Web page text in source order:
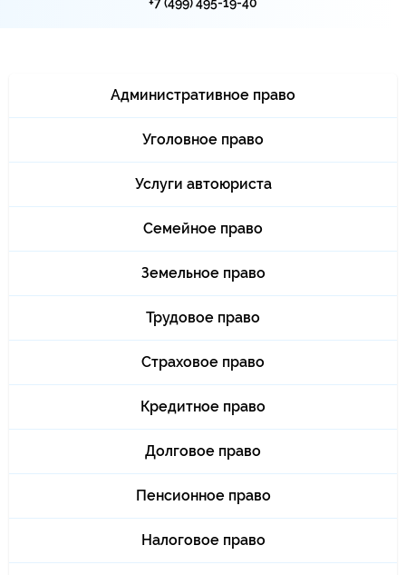
Административное право
Уголовное право
Услуги автоюриста
Семейное право
Земельное право
Трудовое право
Страховое право
Кредитное право
Долговое право
Пенсионное право
Налоговое право